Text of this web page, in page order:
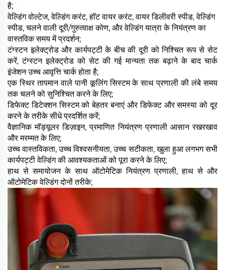
है;
वेल्डिंग वोल्टेज, वेल्डिंग करंट, हॉट वायर करंट, वायर डिलीवरी स्पीड, वेल्डिंग
स्पीड, चलने वाली दूरी/गुरुत्वाक्ष कोण, और वेल्डिंग यात्रा के नियंत्रण का
वास्तविक समय में प्रदर्शन;
टंग्स्टन इलेक्ट्रोड और कार्यपट्टी के बीच की दूरी को निश्चित रूप से सेट
करें, टंग्स्टन इलेक्ट्रोड को सेट की गई मान्यता तक बढ़ाने के बाद चार्क
इंजेशन उच्च आवृत्ति चार्क होता है;
एक स्थिर तापमान वाले पानी कूलिंग सिस्टम के साथ प्रणाली की लंबे समय
तक चलने को सुनिश्चित करने के लिए;
डिफेक्ट डिटेक्शन सिस्टम को बेहतर बनाएं और डिफेक्ट और समस्या को दूर
करने के तरीके सीधे प्रदर्शित करें;
वैज्ञानिक मॉड्यूलर डिज़ाइन, प्रमाणित नियंत्रण प्रणाली आसान रखरखाव
और मरम्मत के लिए;
उच्च वास्तविकता, उच्च विश्वसनीयता, उच्च सटीकता, खुला हुआ लगभग सभी
कार्यपट्टी वेल्डिंग की आवश्यकताओं को पूरा करने के लिए;
हाथ से समायोजन के साथ ऑटोमेटिक नियंत्रण प्रणाली, हाथ से और
ऑटोमेटिक वेल्डिंग दोनों तरीके;